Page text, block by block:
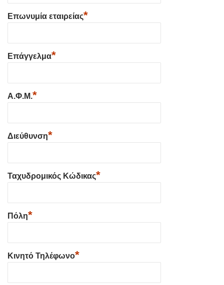
Επωνυμία εταιρείας*
Επάγγελμα*
Α.Φ.Μ.*
Διεύθυνση*
Ταχυδρομικός Κώδικας*
Πόλη*
Κινητό Τηλέφωνο*